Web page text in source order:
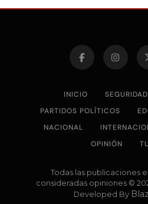
INICIO SEGURIDAD
PARTIDOS POLÍTICOS
NACIONAL
OPINIÓN
Todas las publicaciones
consideradas opiniones ©
Developed By